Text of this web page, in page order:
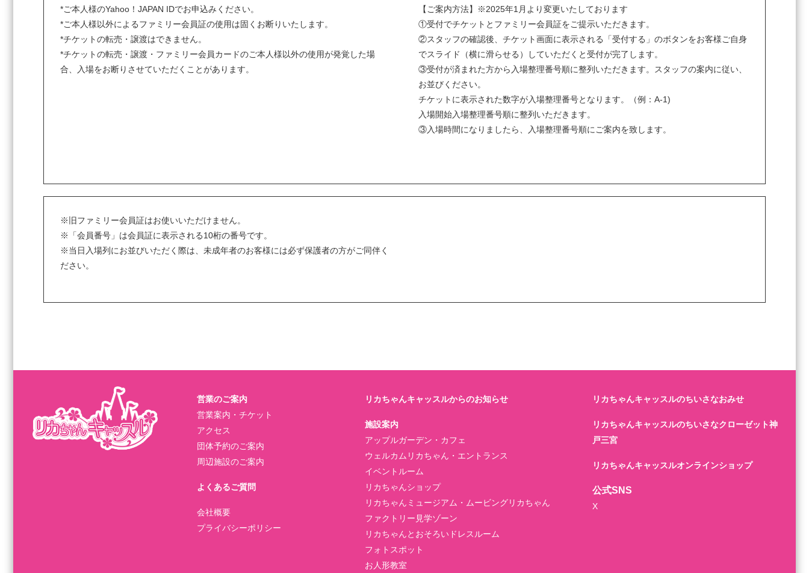
*ご本人様のYahoo！JAPAN IDでお申込みください。
*ご本人様以外によるファミリー会員証の使用は固くお断りいたします。
*チケットの転売・譲渡はできません。
*チケットの転売・譲渡・ファミリー会員カードのご本人様以外の使用が発覚した場
合、入場をお断りさせていただくことがあります。
【ご案内方法】※2025年1月より変更いたしております
①受付でチケットとファミリー会員証をご提示いただきます。
②スタッフの確認後、チケット画面に表示される「受付する」のボタンをお客様ご自身
でスライド（横に滑らせる）していただくと受付が完了します。
③受付が済まれた方から入場整理番号順に整列いただきます。スタッフの案内に従い、
お並びください。
チケットに表示された数字が入場整理番号となります。（例：A-1)
入場開始入場整理番号順に整列いただきます。
③入場時間になりましたら、入場整理番号順にご案内を致します。
※旧ファミリー会員証はお使いいただけません。
※「会員番号」は会員証に表示される10桁の番号です。
※当日入場列にお並びいただく際は、未成年者のお客様には必ず保護者の方がご同伴く
ださい。
営業のご案内
営業案内・チケット
アクセス
団体予約のご案内
周辺施設のご案内
よくあるご質問
会社概要
プライバシーポリシー
リカちゃんキャッスルからのお知らせ
施設案内
アップルガーデン・カフェ
ウェルカムリカちゃん・エントランス
イベントルーム
リカちゃんショップ
リカちゃんミュージアム・ムービングリカちゃん
ファクトリー見学ゾーン
リカちゃんとおそろいドレスルーム
フォトスポット
お人形教室
リカちゃんキャッスルのちいさなおみせ
リカちゃんキャッスルのちいさなクローゼット神
戸三宮
リカちゃんキャッスルオンラインショップ
公式SNS
X